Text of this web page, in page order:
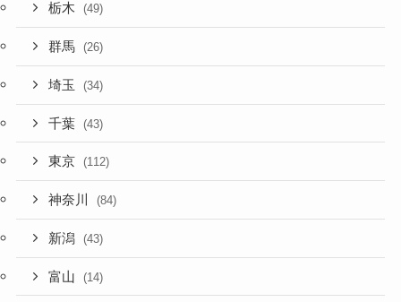
栃木 (49)
群馬 (26)
埼玉 (34)
千葉 (43)
東京 (112)
神奈川 (84)
新潟 (43)
富山 (14)